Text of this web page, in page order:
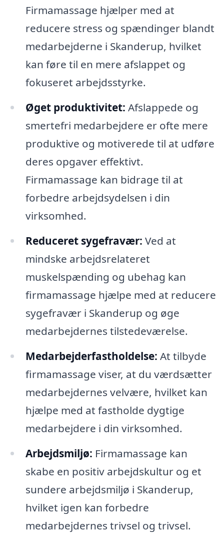
Firmamassage hjælper med at
reducere stress og spændinger blandt
medarbejderne i Skanderup, hvilket
kan føre til en mere afslappet og
fokuseret arbejdsstyrke.
Øget produktivitet: Afslappede og
smertefri medarbejdere er ofte mere
produktive og motiverede til at udføre
deres opgaver effektivt.
Firmamassage kan bidrage til at
forbedre arbejdsydelsen i din
virksomhed.
Reduceret sygefravær: Ved at
mindske arbejdsrelateret
muskelspænding og ubehag kan
firmamassage hjælpe med at reducere
sygefravær i Skanderup og øge
medarbejdernes tilstedeværelse.
Medarbejderfastholdelse: At tilbyde
firmamassage viser, at du værdsætter
medarbejdernes velvære, hvilket kan
hjælpe med at fastholde dygtige
medarbejdere i din virksomhed.
Arbejdsmiljø: Firmamassage kan
skabe en positiv arbejdskultur og et
sundere arbejdsmiljø i Skanderup,
hvilket igen kan forbedre
medarbejdernes trivsel og trivsel.